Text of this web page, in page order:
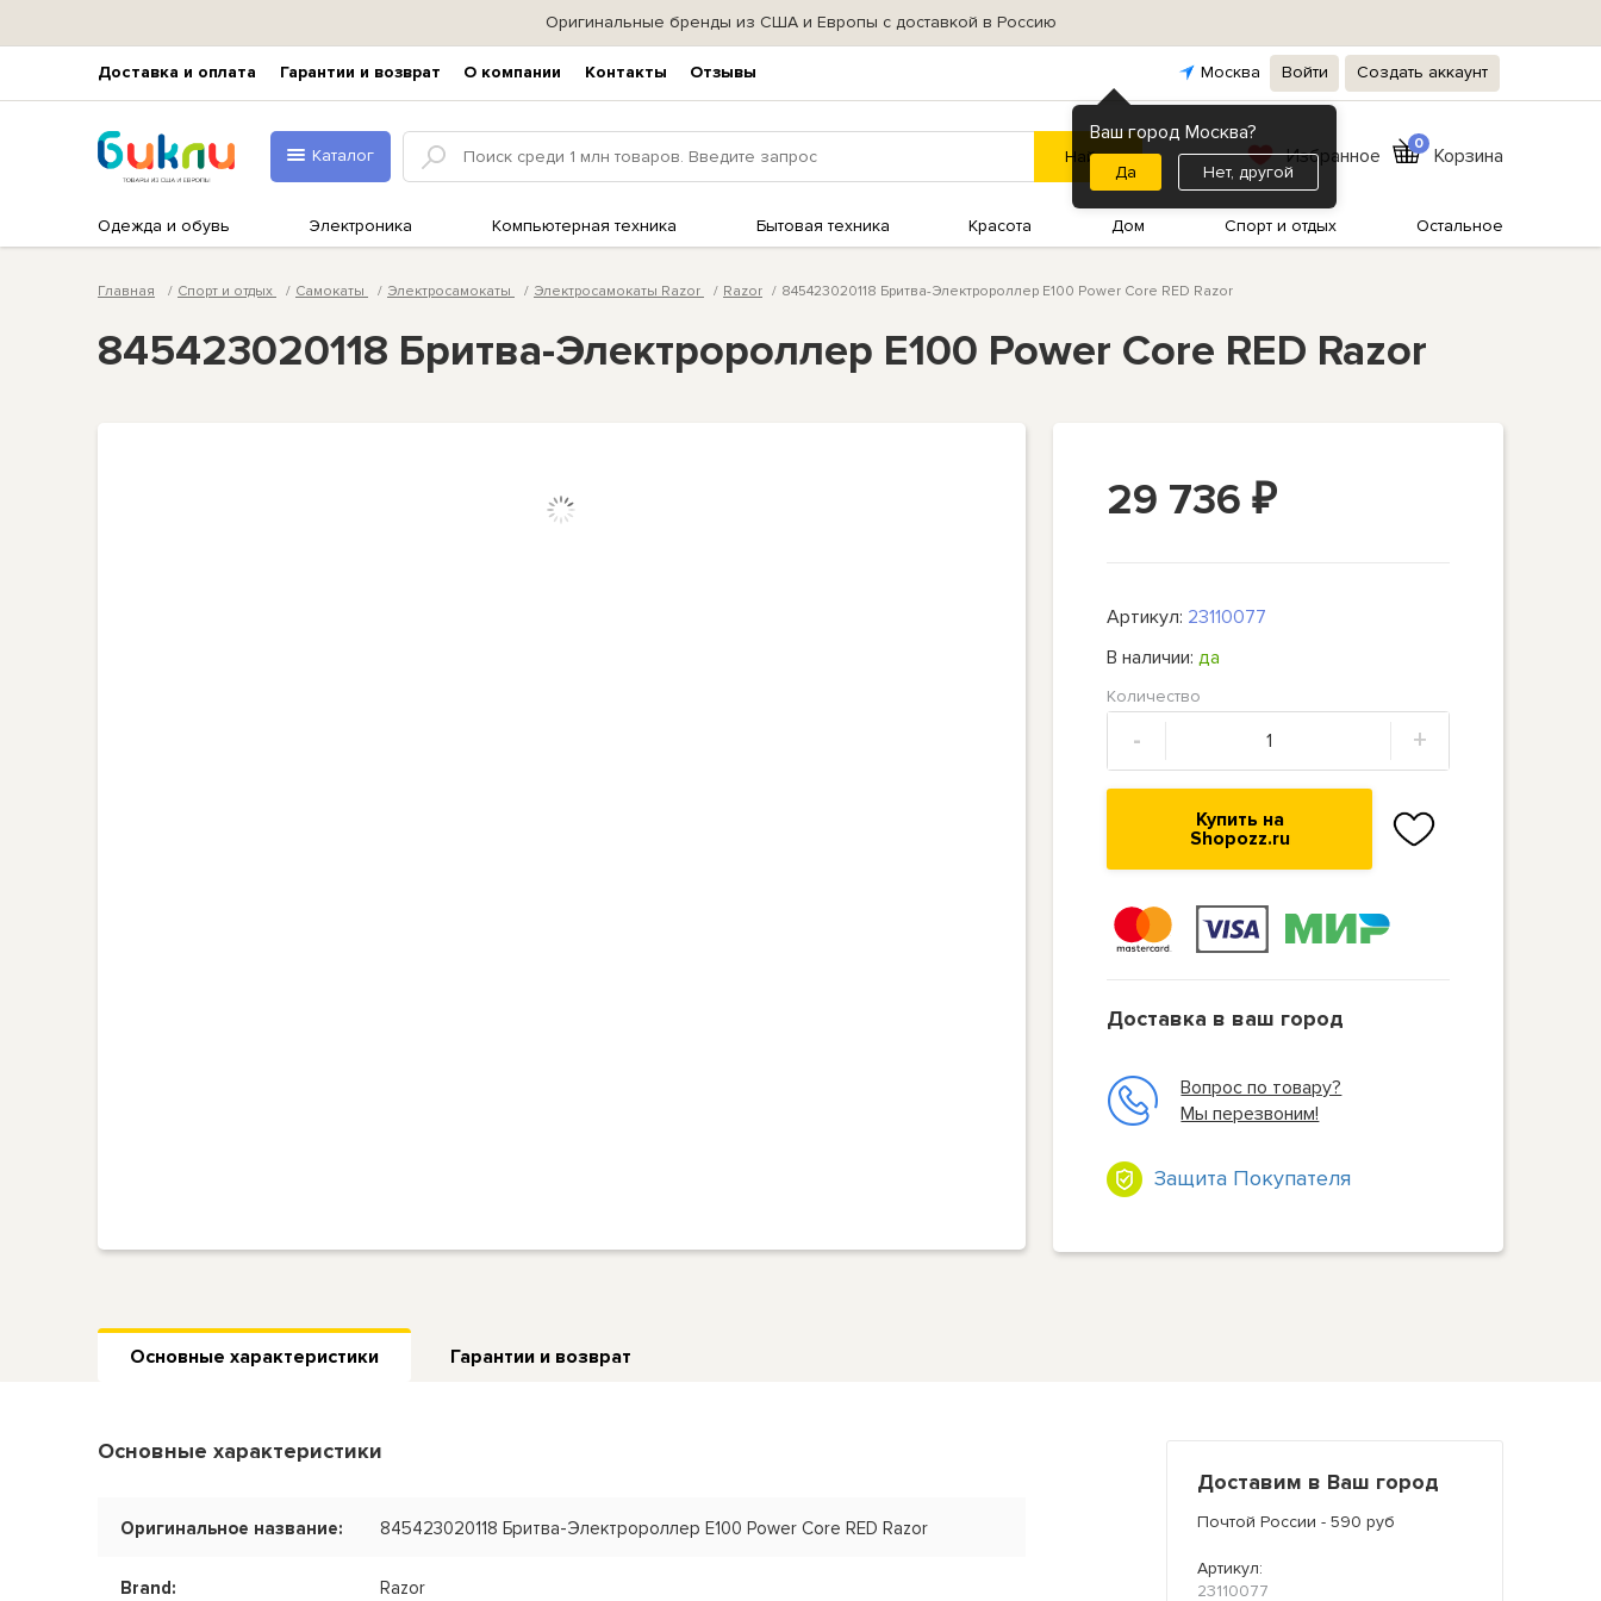
Оригинальные бренды из США и Европы с доставкой в Россию
Доставка и оплата Гарантии и возврат О компании Контакты Отзывы Москва
Ваш город Москва?
Нет, другой
Войти Создать аккаунт
Каталог Избранное
0
Корзина
Одежда и обувь Электроника Компьютерная техника Бытовая техника Красота Дом Спорт и отдых Остальное
Главная Спорт и отдых Самокаты Электросамокаты Электросамокаты Razor Razor 845423020118 Бритва-Электророллер E100 Power Core RED Razor
845423020118 Бритва-Электророллер E100 Power Core RED Razor
29 736₽
Артикул: 23110077
В наличии:да
Количество
- +
Купить на
Shopozz.ru
Доставка в ваш город
Вопрос по товару?
Мы перезвоним!
Защита Покупателя
Основные характеристики Гарантии и возврат
Основные характеристики
Оригинальное название: 845423020118 Бритва-Электророллер E100 Power Core RED Razor
Brand: Razor
Доставим в Ваш город
Почтой России - 590 руб
Артикул:
23110077